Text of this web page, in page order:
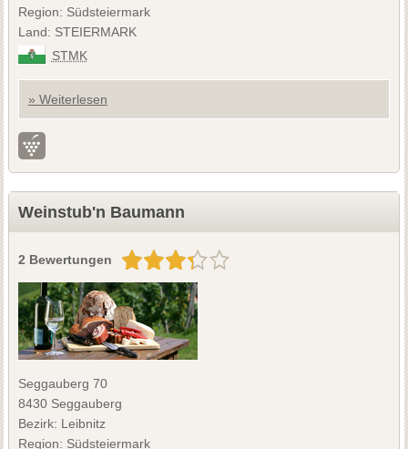
Region: Südsteiermark
Land: STEIERMARK
STMK
» Weiterlesen
Weinstub'n Baumann
2 Bewertungen
Seggauberg 70
8430 Seggauberg
Bezirk: Leibnitz
Region: Südsteiermark